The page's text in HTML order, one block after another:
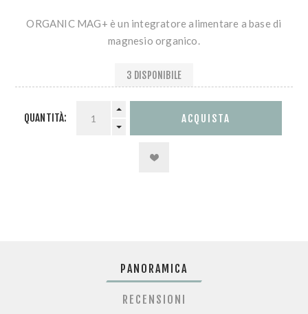
ORGANIC MAG+ è un integratore alimentare a base di
magnesio organico.
3 DISPONIBILE
QUANTITÀ:
PANORAMICA
RECENSIONI